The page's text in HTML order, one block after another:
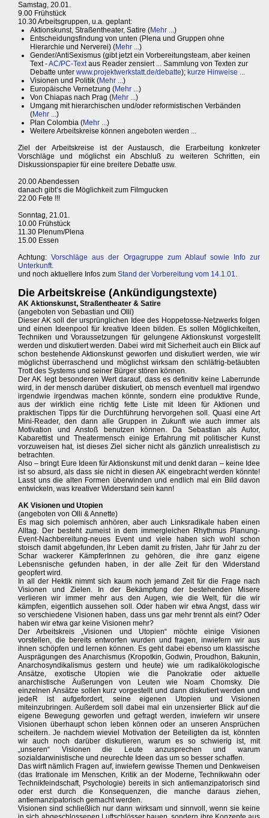
Samstag, 20.01.
9.00 Frühstück
10.30 Arbeitsgruppen, u.a. geplant:
Aktionskunst, Straßentheater, Satire (Mehr ...)
Entscheidungsfindung von unten (Plena und Gruppen ohne
Hierarchie und Nerverei) (Mehr ...)
Gender/AntiSexismus (gibt jetzt ein Vorbereitungsteam, aber keinen
Text -AC/PC-Textaus Reader zensiert ... Sammlung von Texten zur
Debatte unter www.projektwerkstatt.de/debatte); kurze Hinweise ...
Visionen und Politik (Mehr ...)
Europäische Vernetzung (Mehr ...)
Von Chiapas nach Prag (Mehr ...)
Umgang mit hierarchischen und/oder reformistischen Verbänden
(Mehr ...)
Plan Colombia (Mehr ...)
Weitere Arbeitskreise können angeboten werden ...
Ziel der Arbeitskreise ist der Austausch, die Erarbeitung konkreter
Vorschläge und möglichst ein Abschluß zu weiteren Schritten, ein
Diskussionspapier für eine breitere Debatte usw.
20.00 Abendessen
danach gibt’s die Möglichkeit zum Filmgucken
22.00 Fete !!!
Sonntag, 21.01.
10.00 Frühstück
11.30 Plenum/Plena
15.00 Essen
Achtung:Vorschläge aus der Orgagruppe zum Ablauf sowie Info zur
Unterkunft.
und noch aktuellere Infos zum Stand der Vorbereitung vom 14.1.01.
Die Arbeitskreise (Ankündigungstexte)
AK Aktionskunst, Straßentheater & Satire
(angeboten von Sebastian und Olli)
Dieser AK soll der ursprünglichen Idee des Hoppetosse-Netzwerks folgen
und einen Ideenpool für kreative Ideen bilden. Es sollen Möglichkeiten,
Techniken und Voraussetzungen für gelungene Aktionskunst vorgestellt
werden und diskutiert werden. Dabei wird mit Sicherheit auch ein Blick auf
schon bestehende Aktionskunst geworfen und diskutiert werden, wie wir
möglichst überraschend und möglichst wirksam den schläfrig-betäubten
Trott des Systems und seiner Bürger stören können.
Der AK legt besonderen Wert darauf, dass es definitiv keine Laberrunde
wird, in der mensch darüber diskutiert, ob mensch eventuell mal irgendwo
irgendwie irgendwas machen könnte, sondern eine produktive Runde,
aus der wirklich eine richtig fette Liste mit Ideen für Aktionen und
praktischen Tipps für die Durchführung hervorgehen soll. Quasi eine Art
Mini-Reader, den dann alle Gruppen in Zukunft wie auch immer als
Motivation und Anstoß benutzen können. Da Sebastian als Autor,
Kabarettist und Theatermensch einige Erfahrung mit politischer Kunst
vorzuweisen hat, ist dieses Ziel sicher nicht als gänzlich unrealistisch zu
betrachten.
Also – bringt Eure Ideen für Aktionskunst mit und denkt daran – keine Idee
ist so absurd, als dass sie nicht in diesen AK eingebracht werden könnte!
Lasst uns die alten Formen überwinden und endlich mal ein Bild davon
entwickeln, was kreativer Widerstand sein kann!
AK Visionen und Utopien
(angeboten von Olli & Annette)
Es mag sich polemisch anhören, aber auch Linksradikale haben einen
Alltag. Der besteht zumeist in dem immergleichen Rhythmus Planung-
Event-Nachbereitung-neues Event und viele haben sich wohl schon
stoisch damit abgefunden, ihr Leben damit zu fristen, Jahr für Jahr zu der
Schar wackerer KämpferInnen zu gehören, die ihre ganz eigene
Lebensnische gefunden haben, in der alle Zeit für den Widerstand
geopfert wird.
In all der Hektik nimmt sich kaum noch jemand Zeit für die Frage nach
Visionen und Zielen. In der Bekämpfung der bestehenden Misere
verlieren wir immer mehr aus den Augen, wie die Welt, für die wir
kämpfen, eigentlich aussehen soll. Oder haben wir etwa Angst, dass wir
so verschiedene Visionen haben, dass uns gar mehr trennt als eint? Oder
haben wir etwa gar keine Visionen mehr?
Der Arbeitskreis „Visionen und Utopien“ möchte einige Visionen
vorstellen, die bereits entworfen wurden und fragen, inwiefern wir aus
ihnen schöpfen und lernen können. Es geht dabei ebenso um klassische
Ausprägungen des Anarchismus (Kropotkin, Godwin, Proudhon, Bakunin,
Anarchosyndikalismus gestern und heute) wie um radikalökologische
Ansätze, exotische Utopien wie die Panokratie oder aktuelle
anarchistische Äußerungen von Leuten wie Noam Chomsky. Die
einzelnen Ansätze sollen kurz vorgestellt und dann diskutiert werden und
jedeR ist aufgefordert, seine eigenen Utopien und Visionen
miteinzubringen. Außerdem soll dabei mal ein unzensierter Blick auf die
eigene Bewegung geworfen und gefragt werden, inwiefern wir unsere
Visionen überhaupt schon leben können oder an unseren Ansprüchen
scheitern. Je nachdem wieviel Motivation der Beteiligten da ist, könnten
wir auch noch darüber diskutieren, warum es so schwierig ist, mit
„unseren“ Visionen die Leute anzusprechen und warum
sozialdarwinistische und neurechte Ideen das um so besser schaffen.
Das wirft nämlich Fragen auf, inwiefern gewisse Themen und Denkweisen
(das Irrationale im Menschen, Kritik an der Moderne, Technikwahn oder
Technikfeindschaft, Psychologie) bereits in sich antiemanzipatorisch sind
oder erst durch die Konsequenzen, die manche daraus ziehen,
antiemanzipatorisch gemacht werden.
Visionen sind schließlich nur dann wirksam und sinnvoll, wenn sie keine